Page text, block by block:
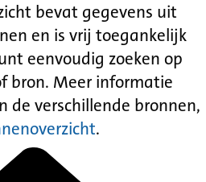
bevat gegevens uit
en is vrij toegankelijk
eenvoudig zoeken op
bron. Meer informatie
de verschillende bronnen,
.